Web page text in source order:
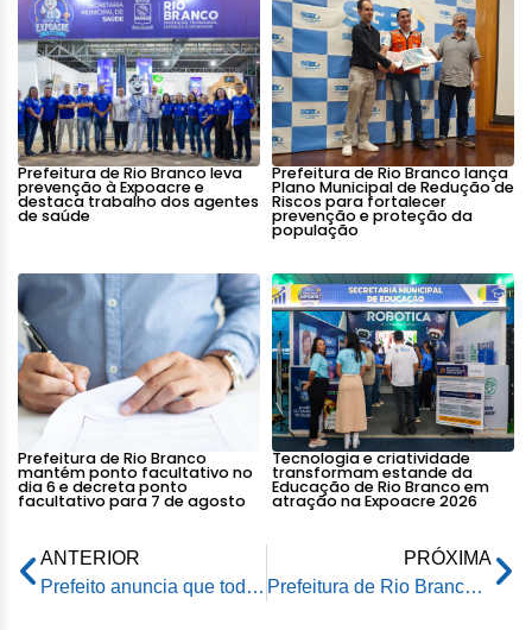
Prefeitura de Rio Branco leva
prevenção à Expoacre e
destaca trabalho dos agentes
de saúde
Prefeitura de Rio Branco lança
Plano Municipal de Redução de
Riscos para fortalecer
prevenção e proteção da
população
Prefeitura de Rio Branco
mantém ponto facultativo no
dia 6 e decreta ponto
facultativo para 7 de agosto
Tecnologia e criatividade
transformam estande da
Educação de Rio Branco em
atração na Expoacre 2026
ANTERIOR
Prefeito anuncia que todos os esforços da gestão estão voltados em atender os desabrigados da enchente
PRÓXIMA
Prefeitura de Rio Branco está preparada para socorrer às vítimas da enchente do Rio Acre